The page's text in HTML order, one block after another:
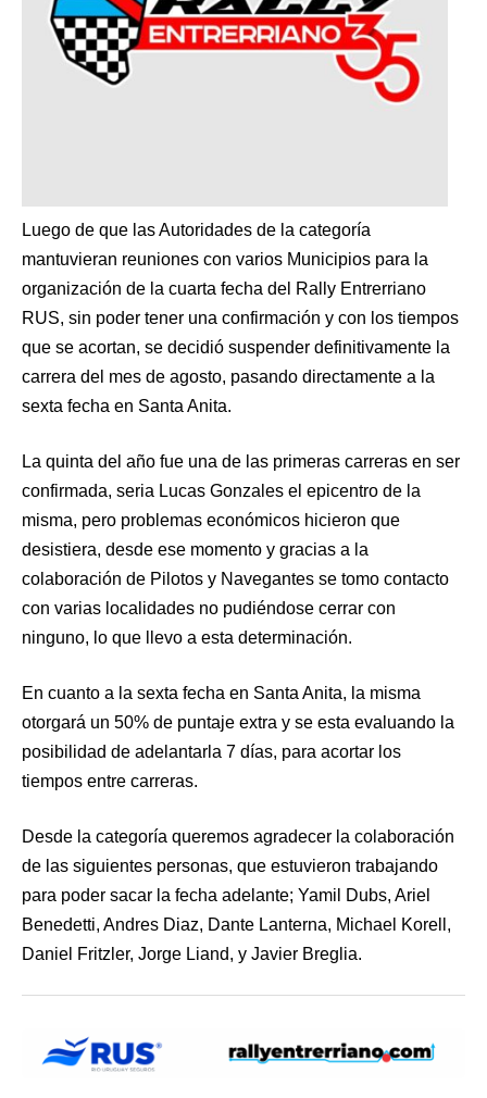
Luego de que las Autoridades de la categoría
mantuvieran reuniones con varios Municipios para la
organización de la cuarta fecha del Rally Entrerriano
RUS, sin poder tener una confirmación y con los tiempos
que se acortan, se decidió suspender definitivamente la
carrera del mes de agosto, pasando directamente a la
sexta fecha en Santa Anita.
La quinta del año fue una de las primeras carreras en ser
confirmada, seria Lucas Gonzales el epicentro de la
misma, pero problemas económicos hicieron que
desistiera, desde ese momento y gracias a la
colaboración de Pilotos y Navegantes se tomo contacto
con varias localidades no pudiéndose cerrar con
ninguno, lo que llevo a esta determinación.
En cuanto a la sexta fecha en Santa Anita, la misma
otorgará un 50% de puntaje extra y se esta evaluando la
posibilidad de adelantarla 7 días, para acortar los
tiempos entre carreras.
Desde la categoría queremos agradecer la colaboración
de las siguientes personas, que estuvieron trabajando
para poder sacar la fecha adelante; Yamil Dubs, Ariel
Benedetti, Andres Diaz, Dante Lanterna, Michael Korell,
Daniel Fritzler, Jorge Liand, y Javier Breglia.